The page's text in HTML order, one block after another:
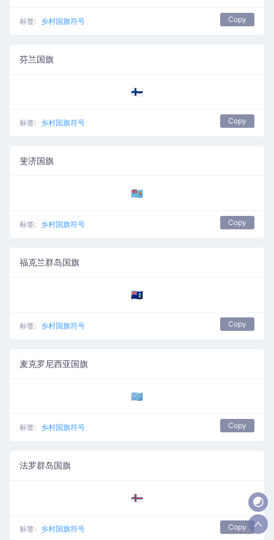
标签: 乡村国旗符号 Copy
芬兰国旗
🇫🇮
标签: 乡村国旗符号 Copy
斐济国旗
🇫🇯
标签: 乡村国旗符号 Copy
福克兰群岛国旗
🇫🇰
标签: 乡村国旗符号 Copy
麦克罗尼西亚国旗
🇫🇲
标签: 乡村国旗符号 Copy
法罗群岛国旗
🇫🇴
标签: 乡村国旗符号 Copy